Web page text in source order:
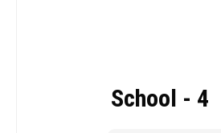
School - 4